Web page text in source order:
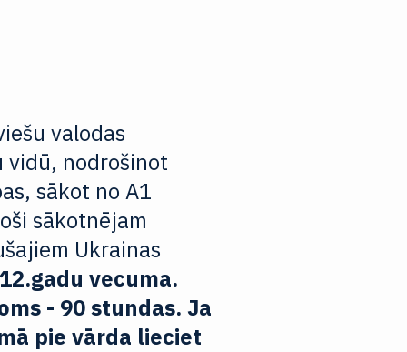
valodas
vidū, nodrošinot
sākot no A1
sākotnējam
Ukrainas
vecuma.
- 90 stundas. Ja
pie vārda lieciet